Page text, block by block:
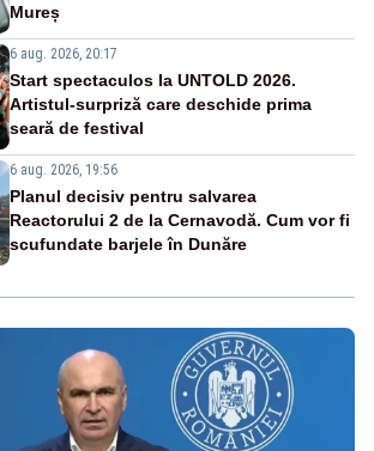
Mureș
6 aug. 2026, 20:17
Start spectaculos la UNTOLD 2026.
Artistul-surpriză care deschide prima
seară de festival
6 aug. 2026, 19:56
Planul decisiv pentru salvarea
Reactorului 2 de la Cernavodă. Cum vor fi
scufundate barjele în Dunăre